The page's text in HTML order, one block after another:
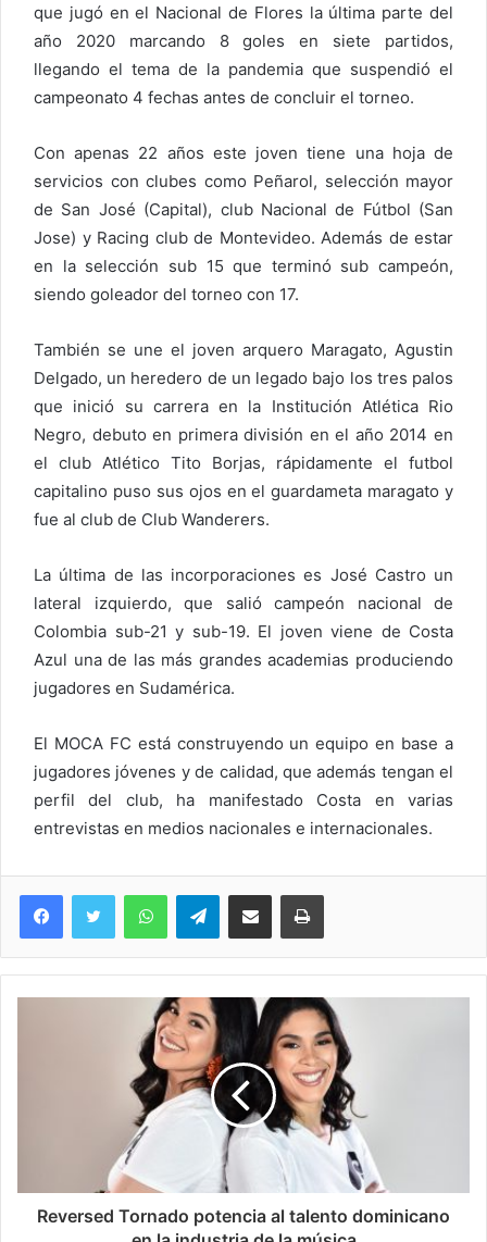
que jugó en el Nacional de Flores la última parte del
año 2020 marcando 8 goles en siete partidos,
llegando el tema de la pandemia que suspendió el
campeonato 4 fechas antes de concluir el torneo.
Con apenas 22 años este joven tiene una hoja de
servicios con clubes como Peñarol, selección mayor
de San José (Capital), club Nacional de Fútbol (San
Jose) y Racing club de Montevideo. Además de estar
en la selección sub 15 que terminó sub campeón,
siendo goleador del torneo con 17.
También se une el joven arquero Maragato, Agustin
Delgado, un heredero de un legado bajo los tres palos
que inició su carrera en la Institución Atlética Rio
Negro, debuto en primera división en el año 2014 en
el club Atlético Tito Borjas, rápidamente el futbol
capitalino puso sus ojos en el guardameta maragato y
fue al club de Club Wanderers.
La última de las incorporaciones es José Castro un
lateral izquierdo, que salió campeón nacional de
Colombia sub-21 y sub-19. El joven viene de Costa
Azul una de las más grandes academias produciendo
jugadores en Sudamérica.
El MOCA FC está construyendo un equipo en base a
jugadores jóvenes y de calidad, que además tengan el
perfil del club, ha manifestado Costa en varias
entrevistas en medios nacionales e internacionales.
WhatsAppTelegramCompartir via Email Imprimi
Reversed Tornado potencia al talento dominicano